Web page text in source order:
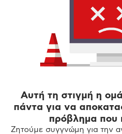
Αυτή τη στιγμή η
πάντα για να
πρόβλημα που
Ζητούμε συγγνώμη για την